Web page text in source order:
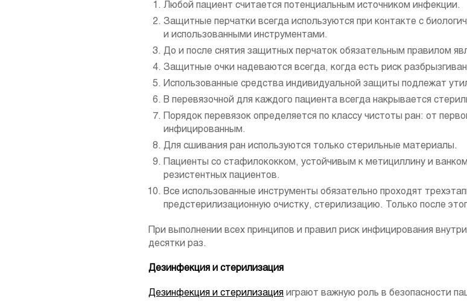
Любой пациент считается потенциальным источником инфекции.
Защитные перчатки всегда используются при контакте с
и использованными инструментами.
До и после снятия защитных перчаток обязательным правилом
Защитные очки надеваются всегда, когда есть риск
Использованные средства индивидуальной защиты подлежат
В перевязочной для каждого пациента всегда накрывается
Порядок перевязок определяется по классу чистоты ран: от
инфицированным.
Для сшивания ран используются только стерильные материалы.
Пациенты со стафилококком, устойчивым к метициллину и
резистентных пациентов.
Все использованные инструменты обязательно проходят
предстерилизационную очистку, стерилизацию. Только после
При выполнении всех принципов и правил риск инфицирования
десятки раз.
Дезинфекция и стерилизация
Дезинфекция и стерилизация играют важную роль в безопасности